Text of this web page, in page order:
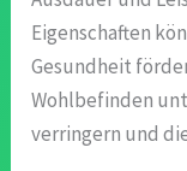
Eigenschaften
Gesundheit
Wohlbefinden
verringern und